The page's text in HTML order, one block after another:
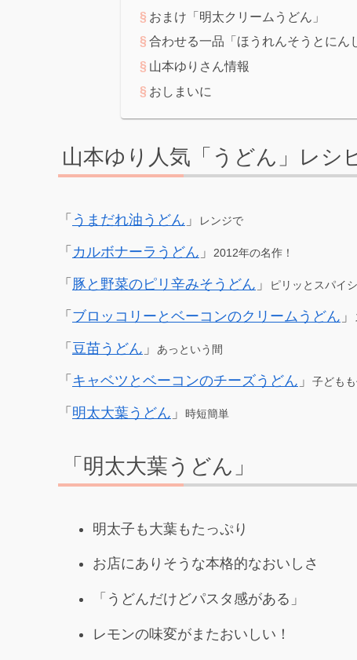
おまけ「明太クリームうどん」
合わせる一品「ほうれんそうとにん
山本ゆりさん情報
おしまいに
山本ゆり人気「うどん」レシ
「 うまだれ油うどん 」 レンジで
「 カルボナーラうどん 」 2012年の名作！
「 豚と野菜のピリ辛みそうどん 」 ピリッとスパイ
「 ブロッコリーとベーコンのクリームうどん 」
「 豆苗うどん 」 あっという間
「 キャベツとベーコンのチーズうどん 」 子ども
「 明太大葉うどん 」 時短簡単
「明太大葉うどん」
明太子も大葉もたっぷり
お店にありそうな本格的なおいしさ
「うどんだけどパスタ感がある」
レモンの味変がまたおいしい！